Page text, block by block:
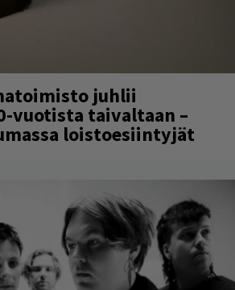
juhlii
vuotista taivaltaan –
loistoesiintyjät